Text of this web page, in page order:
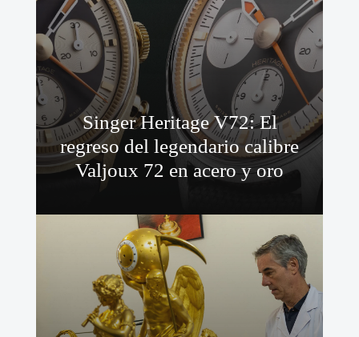
Singer Heritage V72: El
regreso del legendario calibre
Valjoux 72 en acero y oro